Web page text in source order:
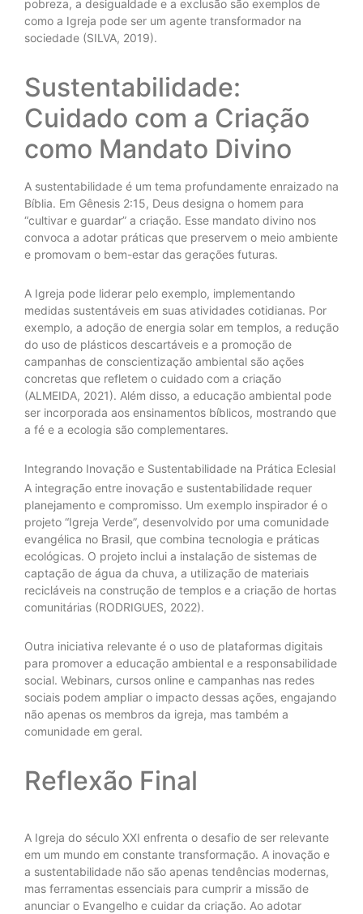
pobreza, a desigualdade e a exclusão são exemplos de
como a Igreja pode ser um agente transformador na
sociedade (SILVA, 2019).
Sustentabilidade:
Cuidado com a Criação
como Mandato Divino
A sustentabilidade é um tema profundamente enraizado na
Bíblia. Em Gênesis 2:15, Deus designa o homem para
“cultivar e guardar” a criação. Esse mandato divino nos
convoca a adotar práticas que preservem o meio ambiente
e promovam o bem-estar das gerações futuras.
A Igreja pode liderar pelo exemplo, implementando
medidas sustentáveis em suas atividades cotidianas. Por
exemplo, a adoção de energia solar em templos, a redução
do uso de plásticos descartáveis e a promoção de
campanhas de conscientização ambiental são ações
concretas que refletem o cuidado com a criação
(ALMEIDA, 2021). Além disso, a educação ambiental pode
ser incorporada aos ensinamentos bíblicos, mostrando que
a fé e a ecologia são complementares.
Integrando Inovação e Sustentabilidade na Prática Eclesial
A integração entre inovação e sustentabilidade requer
planejamento e compromisso. Um exemplo inspirador é o
projeto “Igreja Verde”, desenvolvido por uma comunidade
evangélica no Brasil, que combina tecnologia e práticas
ecológicas. O projeto inclui a instalação de sistemas de
captação de água da chuva, a utilização de materiais
recicláveis na construção de templos e a criação de hortas
comunitárias (RODRIGUES, 2022).
Outra iniciativa relevante é o uso de plataformas digitais
para promover a educação ambiental e a responsabilidade
social. Webinars, cursos online e campanhas nas redes
sociais podem ampliar o impacto dessas ações, engajando
não apenas os membros da igreja, mas também a
comunidade em geral.
Reflexão Final
A Igreja do século XXI enfrenta o desafio de ser relevante
em um mundo em constante transformação. A inovação e
a sustentabilidade não são apenas tendências modernas,
mas ferramentas essenciais para cumprir a missão de
anunciar o Evangelho e cuidar da criação. Ao adotar